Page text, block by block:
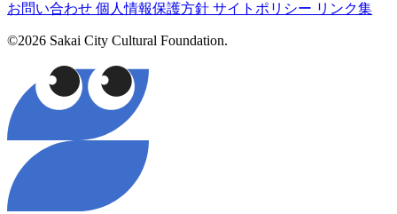
お問い合わせ 個人情報保護方針 サイトポリシー リンク集
©2026 Sakai City Cultural Foundation.